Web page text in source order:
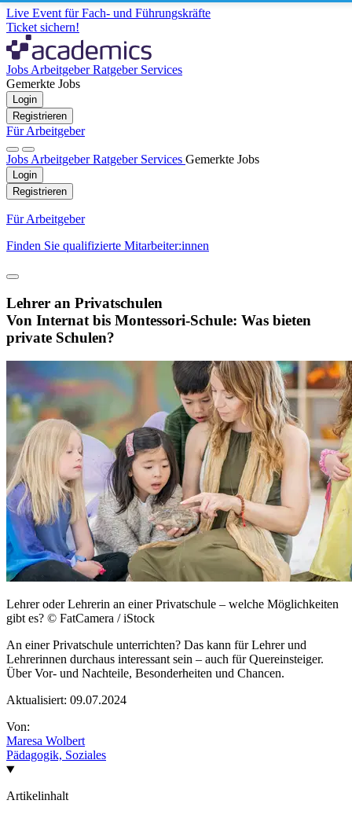
Live Event für Fach- und Führungskräfte
Ticket sichern!
Jobs ArbeitgeberRatgeber Services
Gemerkte Jobs
Login
Registrieren
Für Arbeitgeber
Jobs ArbeitgeberRatgeber Services Gemerkte Jobs
Login
Registrieren
Für Arbeitgeber
Finden Sie qualifizierte Mitarbeiter:innen
Lehrer an Privatschulen
Von Internat bis Montessori-Schule: Was bieten
private Schulen?
Lehrer oder Lehrerin an einer Privatschule – welche Möglichkeiten
gibt es? © FatCamera / iStock
An einer Privatschule unterrichten? Das kann für Lehrer und
Lehrerinnen durchaus interessant sein – auch für Quereinsteiger.
Über Vor- und Nachteile, Besonderheiten und Chancen.
Aktualisiert: 09.07.2024
Von:
Maresa Wolbert
Pädagogik, Soziales
Artikelinhalt